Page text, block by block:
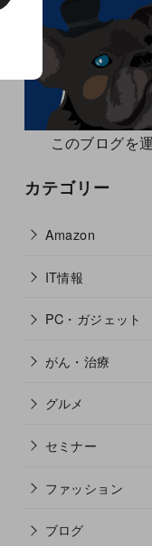
このブログを
カテゴリー
Amazon
IT情報
PC・ガジェット
がん・治療
グルメ
セミナー
ファッション
ブログ